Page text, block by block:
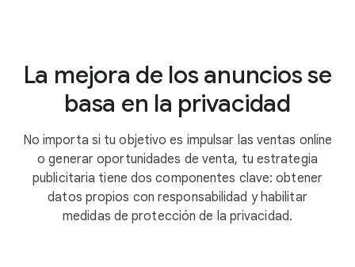
La mejora de los anuncios se
basa en la privacidad
No importa si tu objetivo es impulsar las ventas online
o generar oportunidades de venta, tu estrategia
publicitaria tiene dos componentes clave: obtener
datos propios con responsabilidad y habilitar
medidas de protección de la privacidad.